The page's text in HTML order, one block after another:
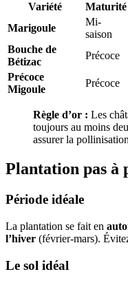
Variété Maturité
Marigoule
Mi-
saison
Bouche de
Bétizac
Précoce
Précoce
Migoule
Précoce
Règle d’or : Les
toujours au moins
assurer la
Plantation pas à
Période idéale
La plantation se fait en
l’hiver (février-mars).
Le sol idéal